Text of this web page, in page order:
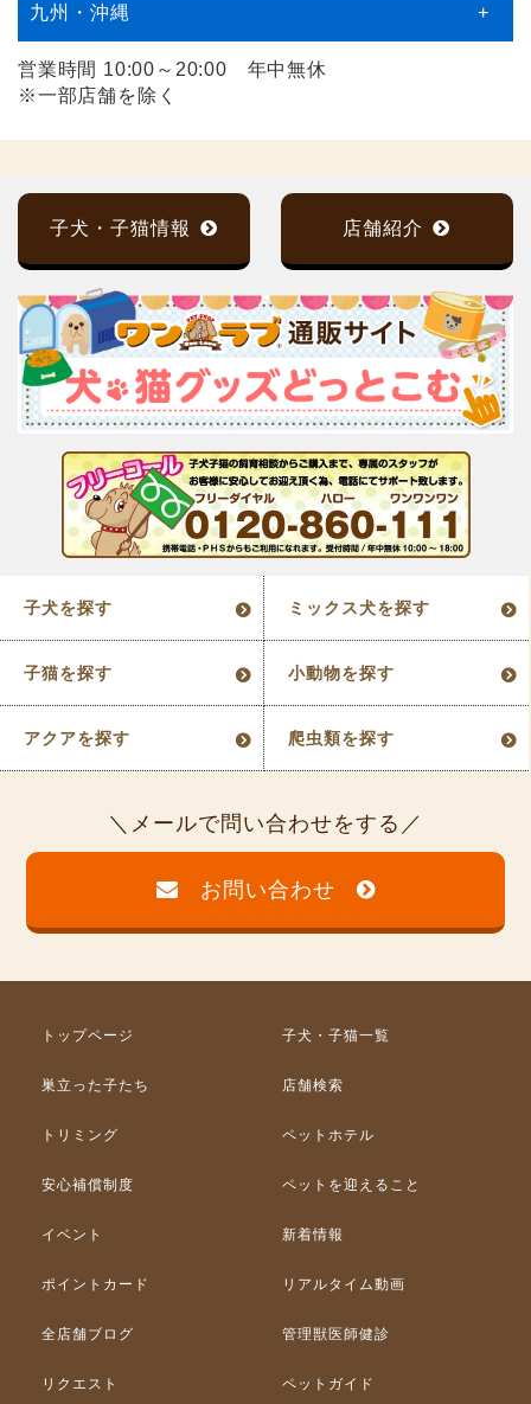
九州・沖縄 +
営業時間 10:00～20:00 年中無休
※一部店舗を除く
子犬・子猫情報 店舗紹介
子犬を探す ミックス犬を探す
子猫を探す 小動物を探す
アクアを探す 爬虫類を探す
メールで問い合わせをする
お問い合わせ
トップページ 子犬・子猫一覧
巣立った子たち 店舗検索
トリミング ペットホテル
安心補償制度 ペットを迎えること
イベント 新着情報
ポイントカード リアルタイム動画
全店舗ブログ 管理獣医師健診
リクエスト ペットガイド